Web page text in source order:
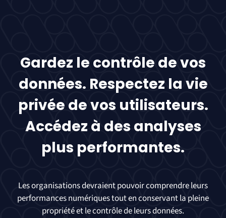
Gardez le contrôle de vos
données. Respectez la vie
privée de vos utilisateurs.
Accédez à des analyses
plus performantes.
Les organisations devraient pouvoir comprendre leurs
performances numériques tout en conservant la pleine
propriété et le contrôle de leurs données.